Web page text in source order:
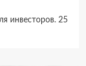
инвесторов. 25